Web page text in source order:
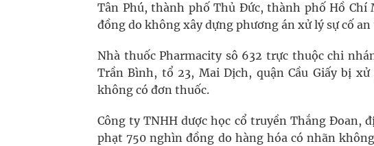
Tân Phú, thành phố Thủ Đức, thành phố Hồ
đồng do không xây dựng phương án xử lý sự cố
Nhà thuốc Pharmacity sô 632 trực thuộc chi
Trần Bình, tổ 23, Mai Dịch, quận Cầu Giấy bị
không có đơn thuốc.
Công ty TNHH dược học cổ truyền Thắng Đoan,
phạt 750 nghìn đồng do hàng hóa có nhãn